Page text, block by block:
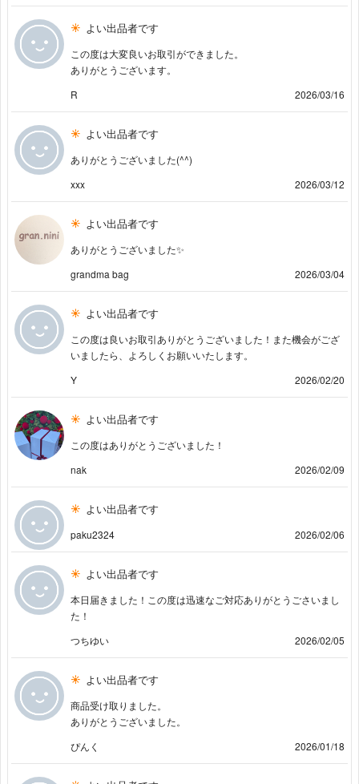
よい出品者です
この度は大変良いお取引ができました。
ありがとうございます。
R
2026/03/16
よい出品者です
ありがとうございました(^^)
xxx
2026/03/12
よい出品者です
ありがとうございました✨
grandma bag
2026/03/04
よい出品者です
この度は良いお取引ありがとうございました！また機会がござ
いましたら、よろしくお願いいたします。
Y
2026/02/20
よい出品者です
この度はありがとうございました！
nak
2026/02/09
よい出品者です
paku2324 2026/02/06
よい出品者です
本日届きました！この度は迅速なご対応ありがとうごさいまし
た！
つちゆい
2026/02/05
よい出品者です
商品受け取りました。
ありがとうございました。
ぴんく
2026/01/18